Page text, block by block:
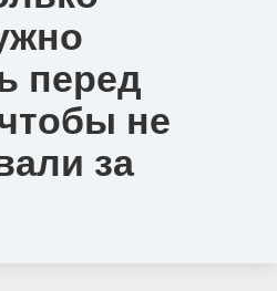
перед
не
за